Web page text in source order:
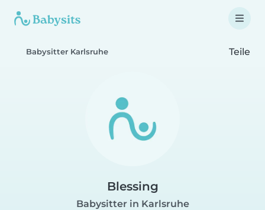
Babysitter Karlsruhe Teile
Blessing
Babysitter in Karlsruhe